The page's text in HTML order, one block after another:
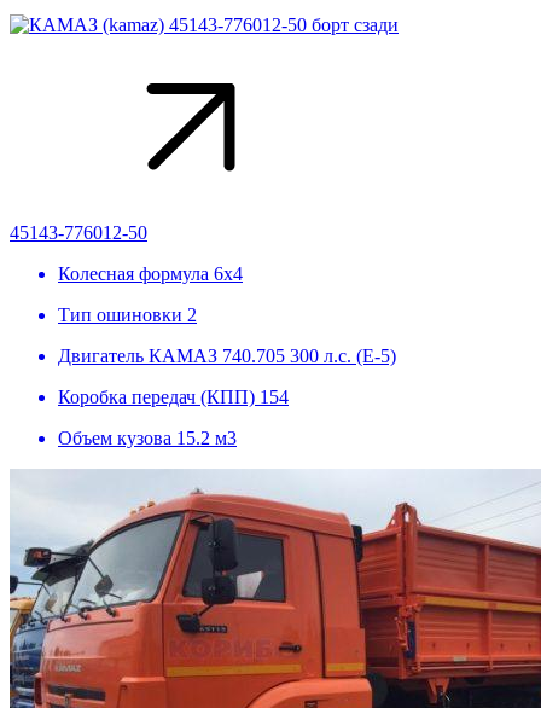
45143-776012-50
Колесная формула 6х4
Тип ошиновки 2
Двигатель КАМАЗ 740.705 300 л.с. (Е-5)
Коробка передач (КПП) 154
Объем кузова 15.2 м3